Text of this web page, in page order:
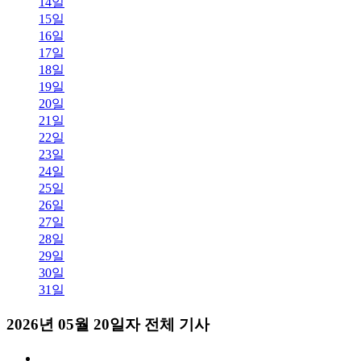
15일
16일
17일
18일
19일
20일
21일
22일
23일
24일
25일
26일
27일
28일
29일
30일
31일
2026년 05월 20일자 전체 기사